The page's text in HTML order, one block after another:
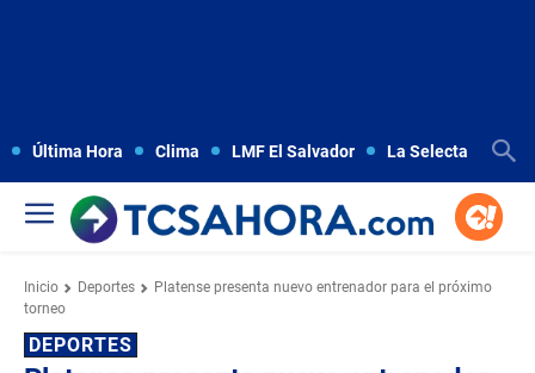
Última Hora Clima LMF El Salvador La Selecta
Inicio Deportes
Platense presenta nuevo entrenador para el próximo
torneo
DEPORTES